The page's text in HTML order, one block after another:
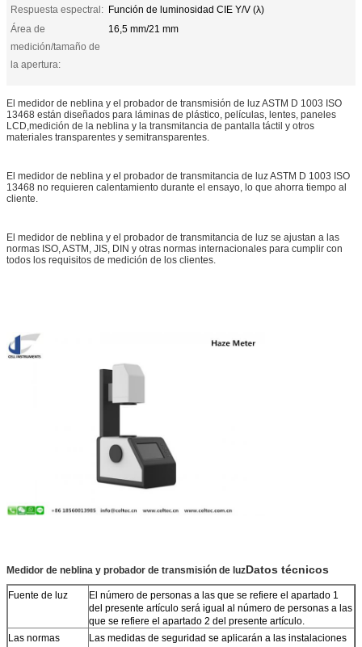
Respuesta espectral: Función de luminosidad CIE Y/V (λ)
Área de
medición/tamaño de
la apertura:
16,5 mm/21 mm
El medidor de neblina y el probador de transmisión de luz ASTM D 1003 ISO
13468 están diseñados para láminas de plástico, películas, lentes, paneles
LCD,medición de la neblina y la transmitancia de pantalla táctil y otros
materiales transparentes y semitransparentes.
El medidor de neblina y el probador de transmitancia de luz ASTM D 1003 ISO
13468 no requieren calentamiento durante el ensayo, lo que ahorra tiempo al
cliente.
El medidor de neblina y el probador de transmitancia de luz se ajustan a las
normas ISO, ASTM, JIS, DIN y otras normas internacionales para cumplir con
todos los requisitos de medición de los clientes.
Medidor de neblina y probador de transmisión de luzDatos técnicos
Fuente de luz
El número de personas a las que se refiere el apartado 1
del presente artículo será igual al número de personas a las
que se refiere el apartado 2 del presente artículo.
Las normas
Las medidas de seguridad se aplicarán a las instalaciones